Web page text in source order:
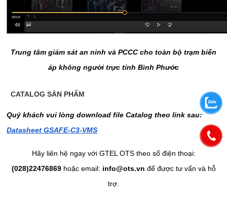
Trung tâm giám sát an ninh và PCCC cho toàn bộ trạm biến
áp không người trực tỉnh Bình Phước
CATALOG SẢN PHẨM
Quý khách vui lòng download file Catalog theo link sau:
Datasheet GSAFE-C3-VMS
Hãy liên hệ ngay với GTEL OTS theo số điện thoại:
(028)22476869hoặc email: info@ots.vn để được tư vấn và hỗ
trợ.